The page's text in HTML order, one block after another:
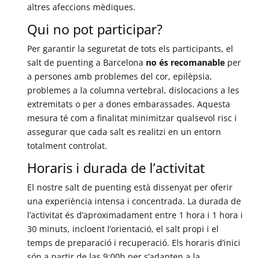
altres afeccions mèdiques.
Qui no pot participar?
Per garantir la seguretat de tots els participants, el
salt de puenting a Barcelona no és recomanableper
a persones amb problemes del cor, epilèpsia,
problemes a la columna vertebral, dislocacions a les
extremitats o per a dones embarassades. Aquesta
mesura té com a finalitat minimitzar qualsevol risc i
assegurar que cada salt es realitzi en un entorn
totalment controlat.
Horaris i durada de l’activitat
El nostre salt de puenting està dissenyat per oferir
una experiència intensa i concentrada. La durada de
l’activitat és d’aproximadament entre 1 hora i 1 hora i
30 minuts, incloent l’orientació, el salt propi i el
temps de preparació i recuperació. Els horaris d’inici